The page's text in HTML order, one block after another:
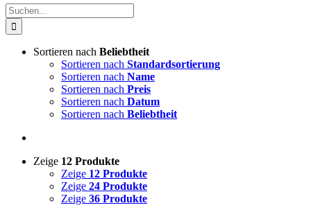
Suche
nach:
Sortieren nach Beliebtheit
Sortieren nach Standardsortierung
Sortieren nach Name
Sortieren nach Preis
Sortieren nach Datum
Sortieren nach Beliebtheit
Zeige 12 Produkte
Zeige 12 Produkte
Zeige 24 Produkte
Zeige 36 Produkte